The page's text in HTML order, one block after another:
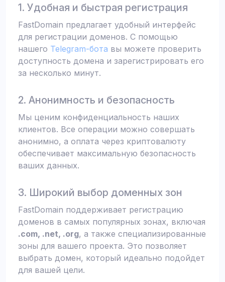
1. Удобная и быстрая регистрация
FastDomain предлагает удобный интерфейс
для регистрации доменов. С помощью
нашего Telegram-бота вы можете проверить
доступность домена и зарегистрировать его
за несколько минут.
2. Анонимность и безопасность
Мы ценим конфиденциальность наших
клиентов. Все операции можно совершать
анонимно, а оплата через криптовалюту
обеспечивает максимальную безопасность
ваших данных.
3. Широкий выбор доменных зон
FastDomain поддерживает регистрацию
доменов в самых популярных зонах, включая
.com, .net, .org, а также специализированные
зоны для вашего проекта. Это позволяет
выбрать домен, который идеально подойдет
для вашей цели.